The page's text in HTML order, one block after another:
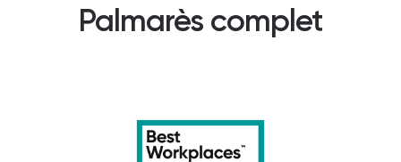
Palmarès complet